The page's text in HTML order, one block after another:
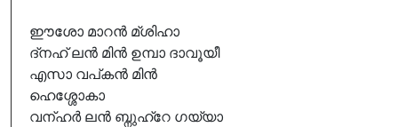
ഈശോ മാറൻ മ്ശിഹാ
ദ്നഹ് ലൻ മിൻ ഉമ്പാ ദാവൂയീ
എസാ വപ്കൻ മിൻ
ഹെശ്ശോകാ
വന്ഹർ ലൻ ബ്നുഹ്റേ ഗയ്യാ